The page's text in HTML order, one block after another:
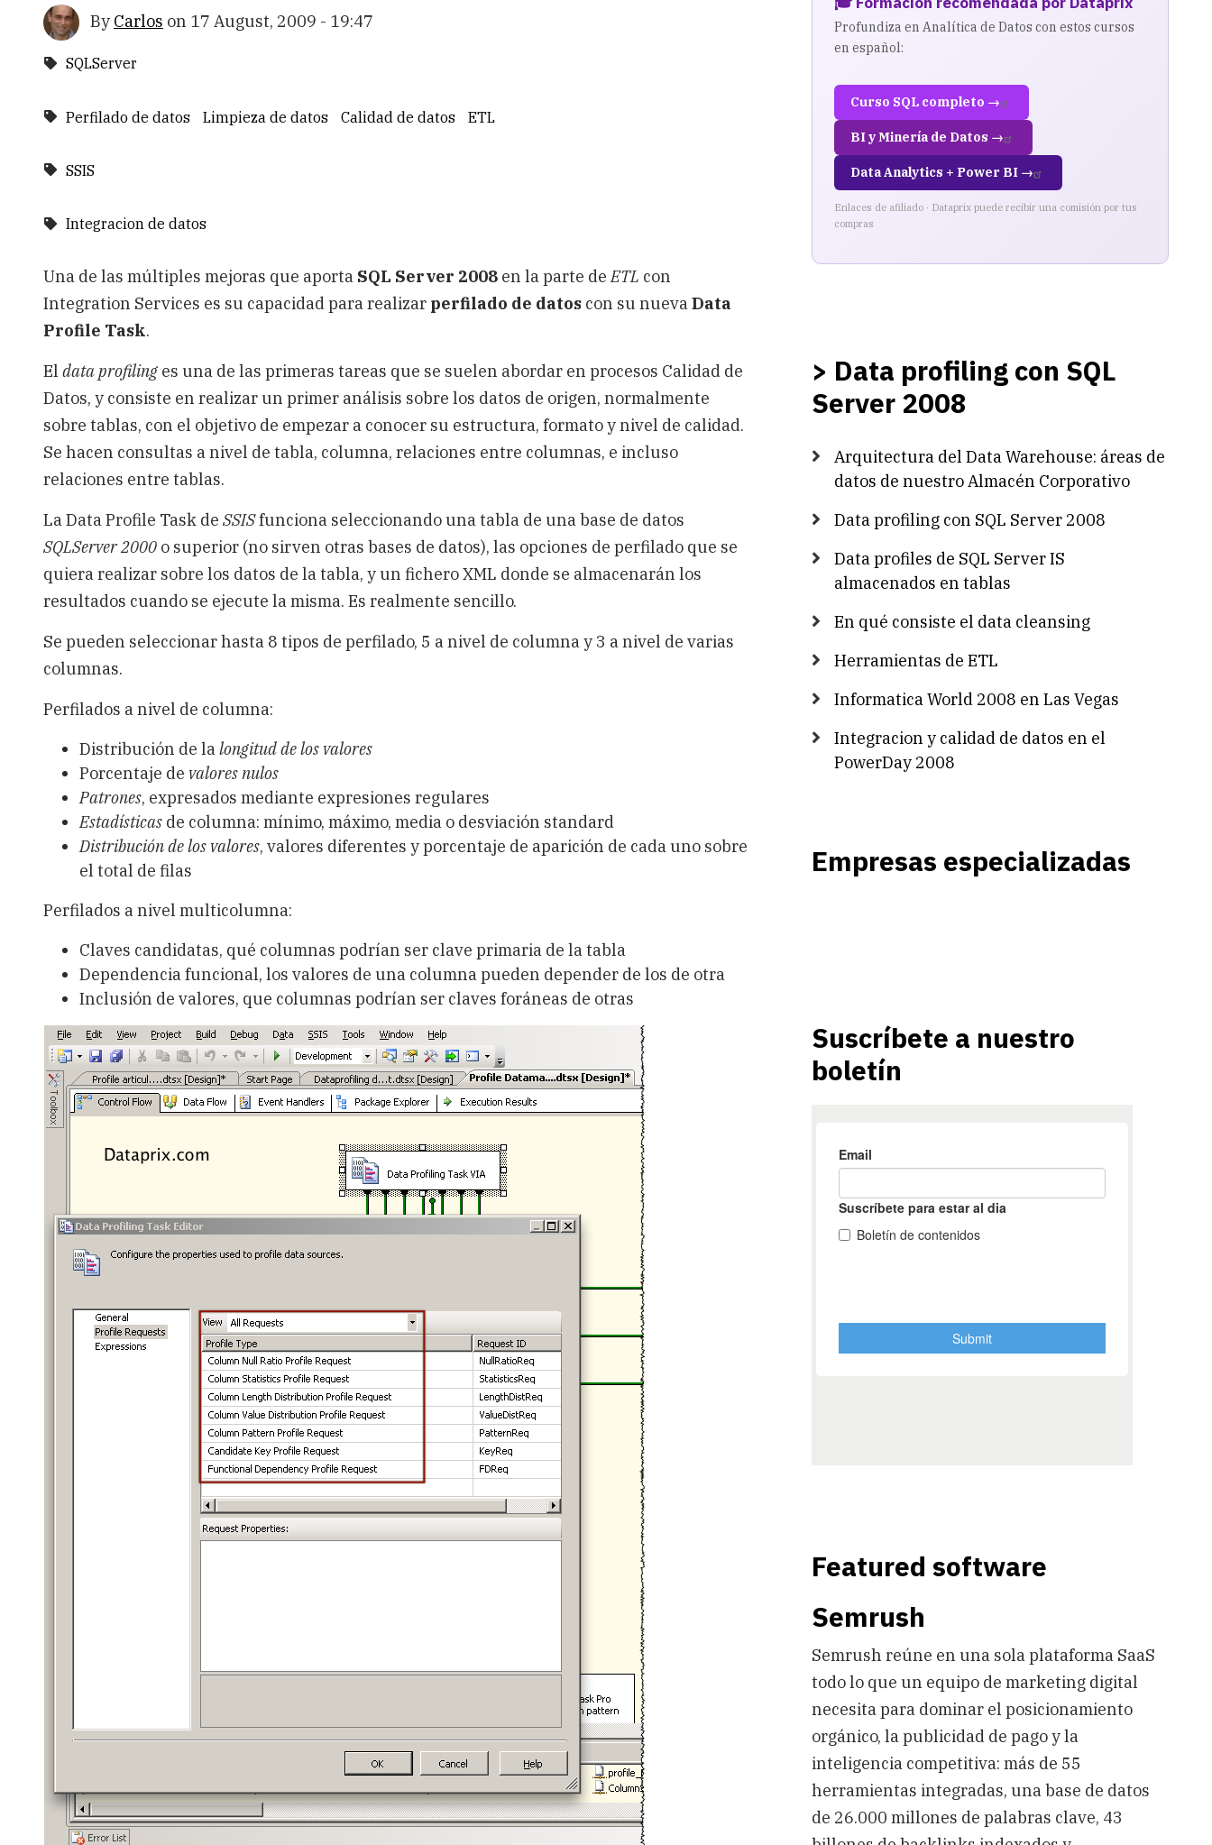
By Carlos on 17 August, 2009 - 19:47
SQLServer
Perfilado de datos Limpieza de datos Calidad de datos ETL
SSIS
Integracion de datos
Una de las múltiples mejoras que aporta SQL Server 2008 en la parte deETL con
Integration Services es su capacidad para realizar perfilado de datos con su nuevaData
Profile Task.
El data profiling es una de las primeras tareas que se suelen abordar en procesos Calidad de
Datos, y consiste en realizar un primer análisis sobre los datos de origen, normalmente
sobre tablas, con el objetivo de empezar a conocer su estructura, formato y nivel de calidad.
Se hacen consultas a nivel de tabla, columna, relaciones entre columnas, e incluso
relaciones entre tablas.
La Data Profile Task de SSISfunciona seleccionando una tabla de una base de datos
SQLServer 2000 o superior (no sirven otras bases de datos), las opciones de perfilado que se
quiera realizar sobre los datos de la tabla, y un fichero XML donde se almacenarán los
resultados cuando se ejecute la misma. Es realmente sencillo.
Se pueden seleccionar hasta 8 tipos de perfilado, 5 a nivel de columna y 3 a nivel de varias
columnas.
Perfilados a nivel de columna:
Distribución de lalongitud de los valores
Porcentaje de valores nulos
Patrones, expresados mediante expresiones regulares
Estadísticas de columna: mínimo, máximo, media o desviación standard
Distribución de los valores, valores diferentes y porcentaje de aparición de cada uno sobre
el total de filas
Perfilados a nivel multicolumna:
Claves candidatas, qué columnas podrían ser clave primaria de la tabla
Dependencia funcional, los valores de una columna pueden depender de los de otra
Inclusión de valores, que columnas podrían ser claves foráneas de otras
Profundiza en Analítica de Datos con estos cursos
en español:
Curso SQL completo →
BI y Minería de Datos →
Data Analytics + Power BI →
Enlaces de afiliado · Dataprix puede recibir una comisión por tus
compras
> Data profiling con SQL
Server 2008
Arquitectura del Data Warehouse: áreas de
datos de nuestro Almacén Corporativo
Data profiling con SQL Server 2008
Data profiles de SQL Server IS
almacenados en tablas
En qué consiste el data cleansing
Herramientas de ETL
Informatica World 2008 en Las Vegas
Integracion y calidad de datos en el
PowerDay 2008
Empresas especializadas
Suscríbete a nuestro
boletín
Featured software
Semrush
Semrush reúne en una sola plataforma SaaS
todo lo que un equipo de marketing digital
necesita para dominar el posicionamiento
orgánico, la publicidad de pago y la
inteligencia competitiva: más de 55
herramientas integradas, una base de datos
de 26.000 millones de palabras clave, 43